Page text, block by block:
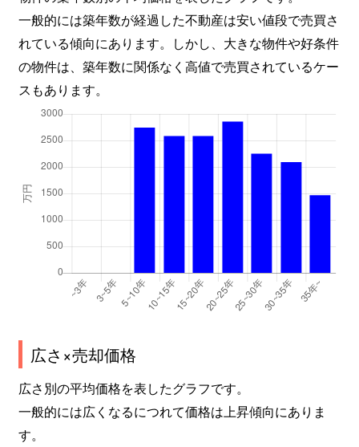
一般的には築年数が経過した不動産は安い値段で売買さ
れている傾向にあります。しかし、大きな物件や好条件
の物件は、築年数に関係なく高値で売買されているケー
スもあります。
広さ×売却価格
広さ別の平均価格を表したグラフです。
一般的には広くなるにつれて価格は上昇傾向にありま
す。